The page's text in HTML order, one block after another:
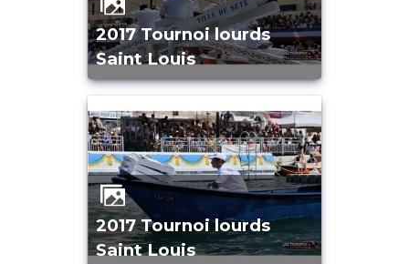
2017 Tournoi lourds
Saint Louis
2017 Tournoi lourds
Saint Louis